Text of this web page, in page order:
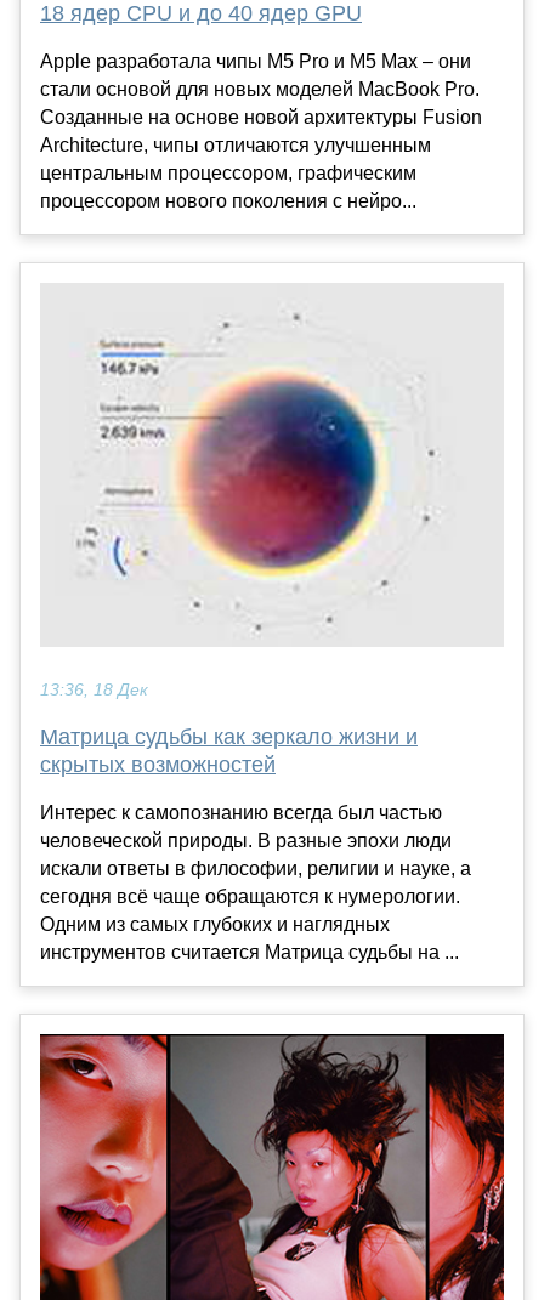
18 ядер CPU и до 40 ядер GPU
Apple разработала чипы M5 Pro и M5 Max – они
стали основой для новых моделей MacBook Pro.
Созданные на основе новой архитектуры Fusion
Architecture, чипы отличаются улучшенным
центральным процессором, графическим
процессором нового поколения с нейро...
13:36, 18 Дек
Матрица судьбы как зеркало жизни и
скрытых возможностей
Интерес к самопознанию всегда был частью
человеческой природы. В разные эпохи люди
искали ответы в философии, религии и науке, а
сегодня всё чаще обращаются к нумерологии.
Одним из самых глубоких и наглядных
инструментов считается Матрица судьбы на ...